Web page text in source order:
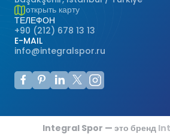
открыть карту
ТЕЛЕФОН
+90 (212) 678 13 13
E-MAIL
info@integralspor.ru
Integral Spor — это бренд